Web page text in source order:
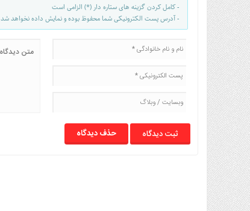
- کامل کردن گزینه های ستاره دار (*) الزامی است
- آدرس پست الکترونیکی شما محفوظ بوده و نمایش داده نخواهد شد
حذف دیدگاه